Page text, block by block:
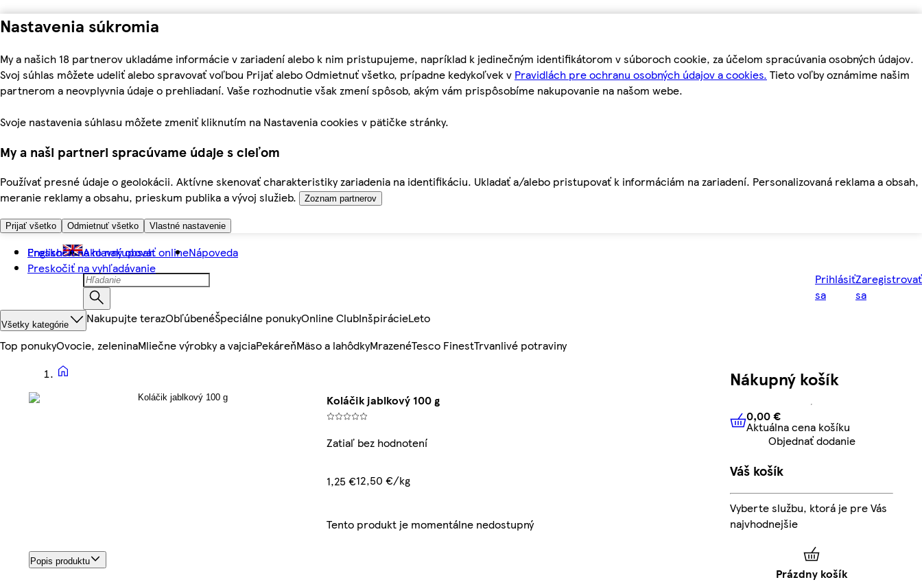
Nastavenia súkromia
My a našich 18 partnerov ukladáme informácie v zariadení alebo k nim pristupujeme, napríklad k jedinečným identifikátorom v súboroch cookie, za účelom spracúvania osobných údajov.
Svoj súhlas môžete udeliť alebo spravovať voľbou Prijať alebo Odmietnuť všetko, prípadne kedykoľvek v Pravidlách pre ochranu osobných údajov a cookies. Tieto voľby oznámime našim
partnerom a neovplyvnia údaje o prehliadaní. Vaše rozhodnutie však zmení spôsob, akým vám prispôsobíme nakupovanie na našom webe.
Svoje nastavenia súhlasu môžete zmeniť kliknutím na Nastavenia cookies v pätičke stránky.
My a naši partneri spracúvame údaje s cieľom
Používať presné údaje o geolokácii. Aktívne skenovať charakteristiky zariadenia na identifikáciu. Ukladať a/alebo pristupovať k informáciám na zariadení. Personalizovaná reklama a obsah,
meranie reklamy a obsahu, prieskum publika a vývoj služieb.
Zoznam partnerov
Prijať všetko Odmietnuť všetko Vlastné nastavenie
Preskočiť na hlavný obsah
Preskočiť na vyhľadávanie
English Ako nakupovať onlineNápoveda
Prihlásiť
sa
Zaregistrovať
sa
Všetky kategórie Nakupujte terazObľúbenéŠpeciálne ponukyOnline ClubInšpirácieLeto
Top ponukyOvocie, zeleninaMliečne výrobky a vajciaPekáreňMäso a lahôdkyMrazenéTesco FinestTrvanlivé potraviny
Koláčik jablkový 100 g
Zatiaľ bez hodnotení
1,25 €12,50 €/kg
Tento produkt je momentálne nedostupný
Popis produktu
Nákupný košík
0,00 € Aktuálna cena košíku
0,00 €
Aktuálna cena košíku
Objednať dodanie
Váš košík
Vyberte službu, ktorá je pre Vás
najvhodnejšie
Prázdny košík